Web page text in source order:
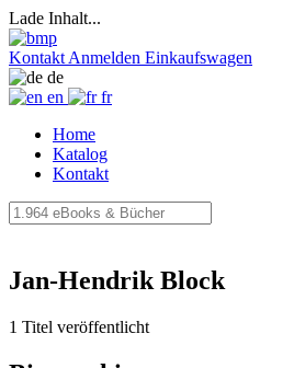
Lade Inhalt...
Kontakt Anmelden Einkaufswagen
de
en
fr
Home
Katalog
Kontakt
Jan-Hendrik Block
1 Titel veröffentlicht